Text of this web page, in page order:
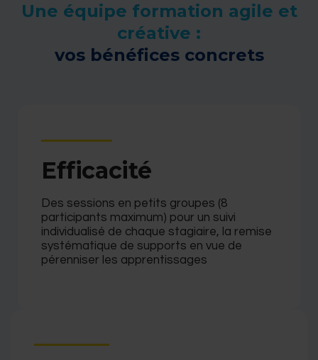
Une équipe formation agile et
créative :​
vos bénéfices concrets
Efficacité
Des sessions en petits groupes (8
participants maximum) pour un suivi
individualisé de chaque stagiaire, la remise
systématique de supports en vue de
pérenniser les apprentissages